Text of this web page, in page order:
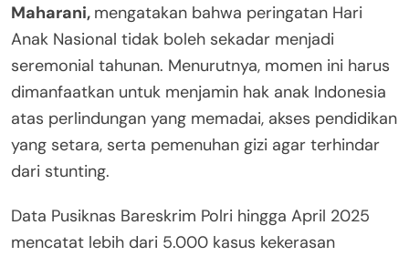
Maharani, mengatakan bahwa peringatan Hari
Anak Nasional tidak boleh sekadar menjadi
seremonial tahunan. Menurutnya, momen ini harus
dimanfaatkan untuk menjamin hak anak Indonesia
atas perlindungan yang memadai, akses pendidikan
yang setara, serta pemenuhan gizi agar terhindar
dari stunting.
Data Pusiknas Bareskrim Polri hingga April 2025
mencatat lebih dari 5.000 kasus kekerasan